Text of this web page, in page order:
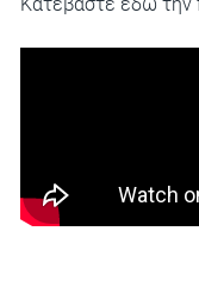
Κατεβάστε εδώ την